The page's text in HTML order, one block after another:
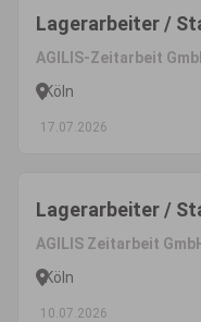
Lagerarbeiter /
AGILIS-Zeitarbeit
Köln
17.07.2026
Lagerarbeiter /
AGILIS Zeitarbeit
Köln
10.07.2026